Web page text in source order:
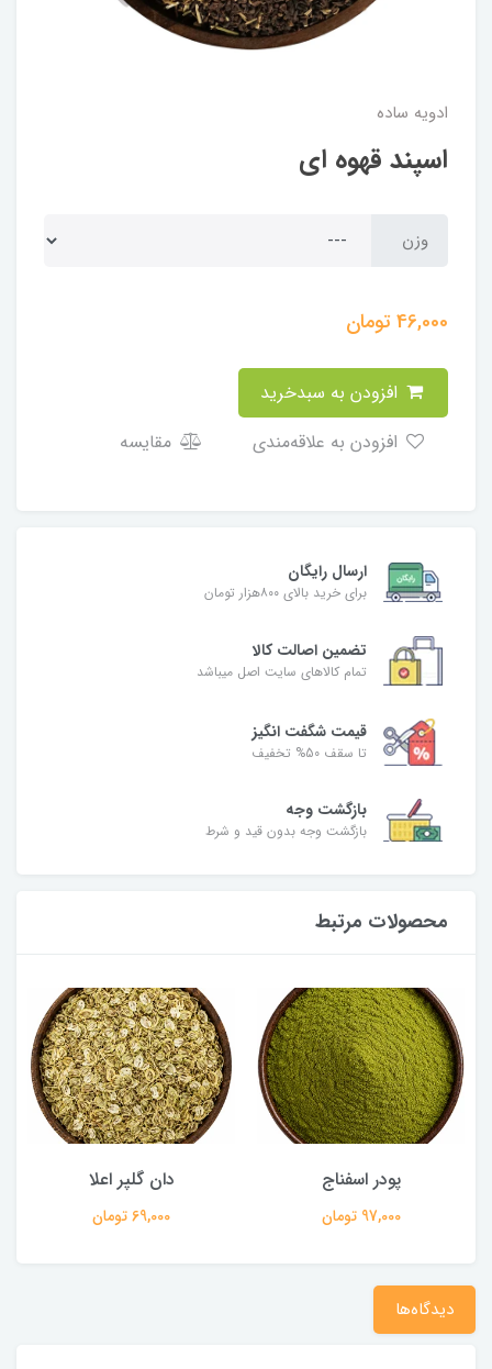
ادویه ساده
اسپند قهوه ای
وزن
46,000تومان
مقایسه
ارسال رایگان
برای خرید بالای ۸۰۰هزار تومان
تضمین اصالت کالا
تمام کالاهای سایت اصل میباشد
قیمت شگفت انگیز
تا سقف 50% تخفیف
بازگشت وجه
بازگشت وجه بدون قید و شرط
محصولات مرتبط
پودر اسفناج
97,000 تومان
دان گلپر اعلا
69,000 تومان
دیدگاه‌ها